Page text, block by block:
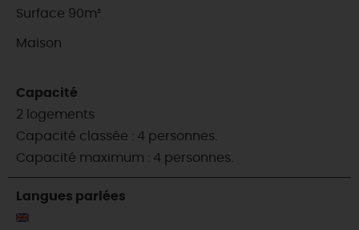
Surface 90m²
Maison
Capacité
2 logements
Capacité classée : 4 personnes.
Capacité maximum : 4 personnes.
Langues parlées